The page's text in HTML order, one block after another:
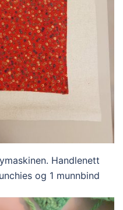
Handlenett
og 1 munnbind